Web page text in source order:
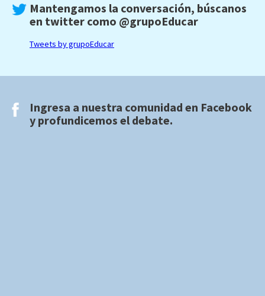
Mantengamos la conversación, búscanos
en twitter como @grupoEducar
Tweets by grupoEducar
Ingresa a nuestra comunidad en Facebook
y profundicemos el debate.